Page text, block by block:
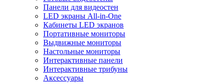
Панели для видеостен
LED экраны All-in-One
Кабинеты LED экранов
Портативные мониторы
Выдвижные мониторы
Настольные мониторы
Интерактивные панели
Интерактивные трибуны
Аксессуары